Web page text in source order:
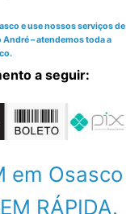
e use nossos serviços de
– atendemos toda a
a seguir:
em Osasco
RÁPIDA.